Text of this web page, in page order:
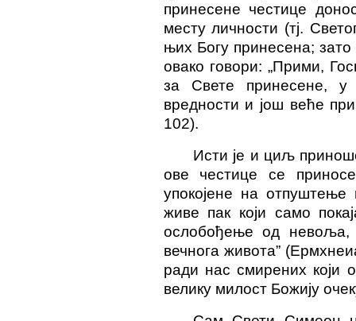
принесене честице
месту личности (тј.
њих Богу принесена;
овако говори: „Прими,
за Свете принесене,
вредности и још веће
102).
Исти је и циљ
ове честице се
упокојене на отпуштење
живе пак који само
ослобођење од
вечнога живота”
ради нас смирених који
велику милост Божију